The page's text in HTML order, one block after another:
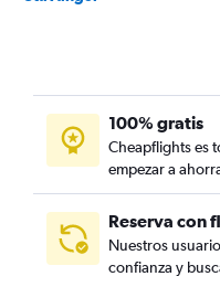
100% gratis
Cheapflights es
empezar a
Reserva con
Nuestros
confianza y